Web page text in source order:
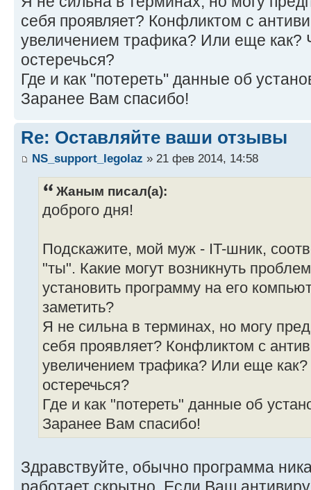
себя проявляет? Конфликтом с
увеличением трафика? Или еще как?
остеречься?
Где и как "потереть" данные об
Заранее Вам спасибо!
Re: Оставляйте ваши отзывы
NS_support_legolaz » 21 фев 2014, 14:58
Жаным писал(а):
доброго дня!
Подскажите, мой муж - IT-шник,
"ты". Какие могут возникнуть
установить программу на его
заметить?
Я не сильна в терминах, но могу
себя проявляет? Конфликтом с
увеличением трафика? Или еще как?
остеречься?
Где и как "потереть" данные об
Заранее Вам спасибо!
Здравствуйте, обычно программа
работает скрытно. Если Ваш